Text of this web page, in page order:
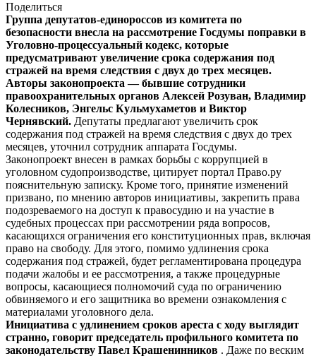
Поделиться
Группа депутатов-единороссов из комитета по
безопасности внесла на рассмотрение Госдумы поправки в
Уголовно-процессуальный кодекс, которые
предусматривают увеличение срока содержания под
стражей на время следствия с двух до трех месяцев.
Авторы законопроекта — бывшие сотрудники
правоохранительных органов Алексей Розуван, Владимир
Колесников, Энгельс Кульмухаметов и Виктор
Чернявский. Депутаты предлагают увеличить срок
содержания под стражей на время следствия с двух до трех
месяцев, уточнил сотрудник аппарата Госдумы.
Законопроект внесен в рамках борьбы с коррупцией в
уголовном судопроизводстве, цитирует портал Право.ру
пояснительную записку. Кроме того, принятие изменений
призвано, по мнению авторов инициативы, закрепить права
подозреваемого на доступ к правосудию и на участие в
судебных процессах при рассмотрении ряда вопросов,
касающихся ограничения его конституционных прав, включая
право на свободу. Для этого, помимо удлинения срока
содержания под стражей, будет регламентирована процедура
подачи жалобы и ее рассмотрения, а также процедурные
вопросы, касающиеся полномочий суда по ограничению
обвиняемого и его защитника во времени ознакомления с
материалами уголовного дела.
Инициатива с удлинением сроков ареста с ходу выглядит
странно, говорит председатель профильного комитета по
законодательству Павел Крашенинников . Даже по веским